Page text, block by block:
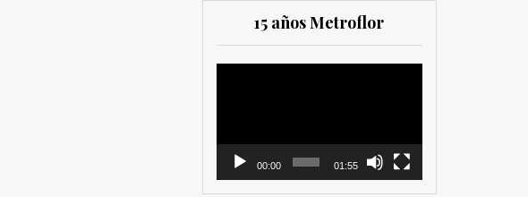
eventos sociales de las
compañías. Es una
que trabajan en el sector
15 años Metroflor
00:00 01:55